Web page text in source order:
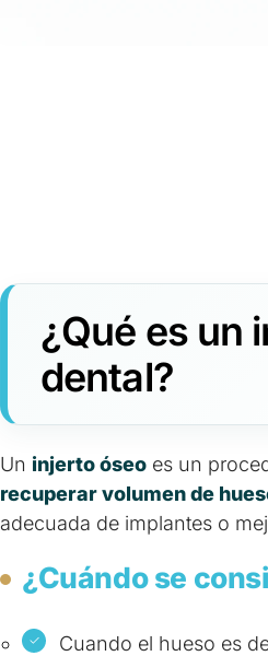
¿Qué es un
dental?
Un injerto óseo es un
recuperar volumen de
adecuada de implantes o
¿Cuándo se
Cuando el hueso es